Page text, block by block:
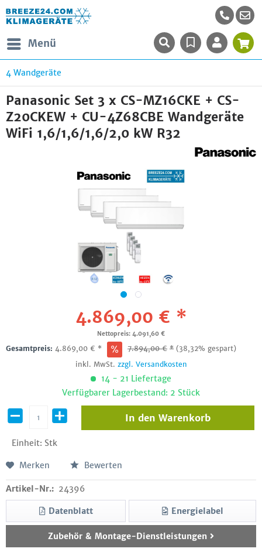
Menü
4 Wandgeräte
Panasonic Set 3 x CS-MZ16CKE + CS-
Z20CKEW + CU-4Z68CBE Wandgeräte
WiFi 1,6/1,6/1,6/2,0 kW R32
4.869,00 € *
Nettopreis: 4.091,60 €
Gesamtpreis: 4.869,00 € * 7.894,00€ * (38,32% gespart)
inkl. MwSt. zzgl. Versandkosten
14 - 21 Liefertage
Verfügbarer Lagerbestand: 2 Stück
Einheit: Stk
In den Warenkorb
Merken Bewerten
Artikel-Nr.: 24396
Datenblatt Energielabel
Zubehör & Montage-Dienstleistungen